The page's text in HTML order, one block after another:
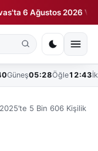
6 Ağustos 2026 Vefat
Güneş05:28Öğle12:43
5 Bin 606 Kişilik